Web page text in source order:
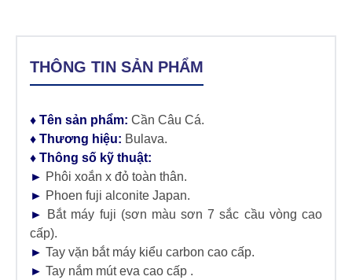
THÔNG TIN SẢN PHẨM
♦ Tên sản phẩm: Cần Câu Cá.
♦ Thương hiệu: Bulava.
♦ Thông số kỹ thuật:
► Phôi xoắn x đỏ toàn thân.
► Phoen fuji alconite Japan.
►
Bắt máy fuji (sơn màu sơn 7 sắc cầu vòng cao
cấp).
► Tay vặn bắt máy kiểu carbon cao cấp.
► Tay nắm mút eva cao cấp .